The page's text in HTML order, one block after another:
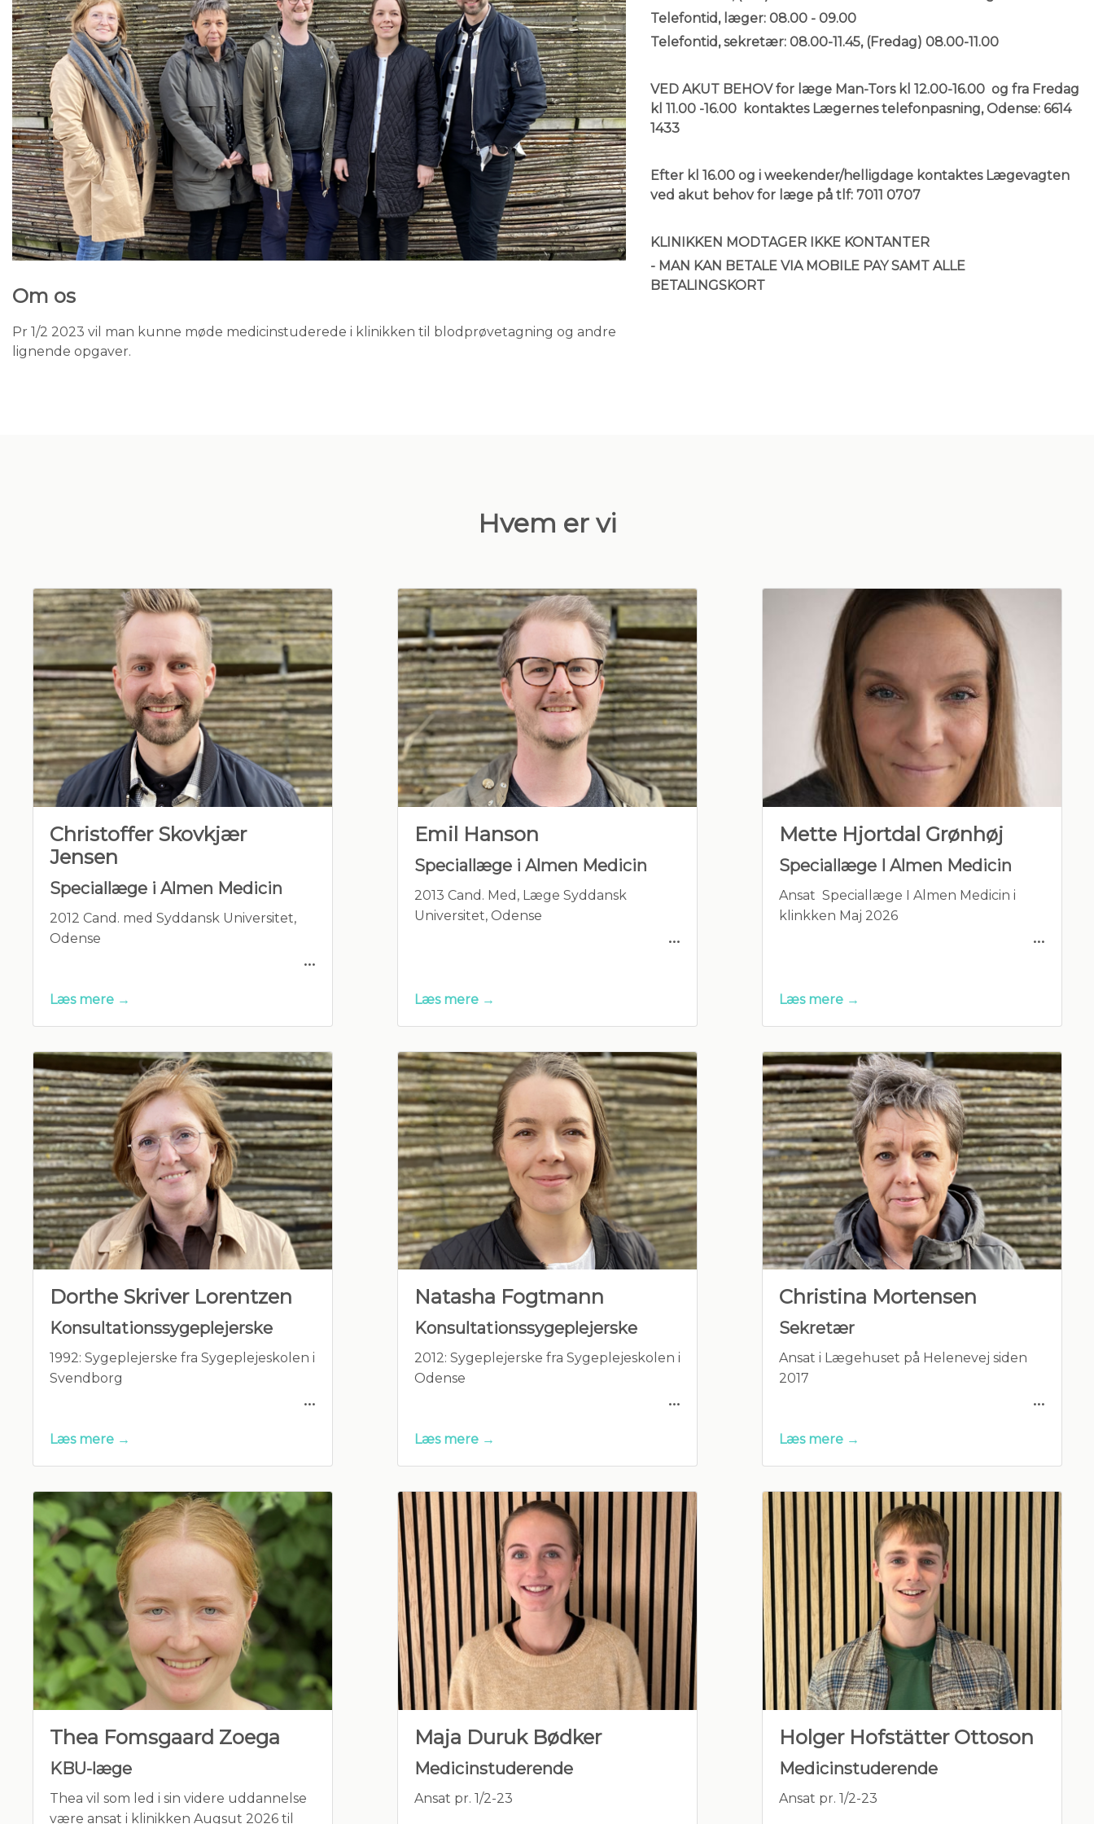
Om os
Pr 1/2 2023 vil man kunne møde medicinstuderede i klinikken til blodprøvetagning og andre
lignende opgaver.
Telefontid, læger: 08.00 - 09.00
Telefontid, sekretær: 08.00-11.45, (Fredag) 08.00-11.00
VED AKUT BEHOV for læge Man-Tors kl 12.00-16.00 og fra Fredag
kl 11.00 -16.00 kontaktes Lægernes telefonpasning, Odense: 6614
1433
Efter kl 16.00 og i weekender/helligdage kontaktes Lægevagten
ved akut behov for læge på tlf: 7011 0707
KLINIKKEN MODTAGER IKKE KONTANTER
- MAN KAN BETALE VIA MOBILE PAY SAMT ALLE
BETALINGSKORT
Hvem er vi
Christoffer Skovkjær
Jensen
Speciallæge i Almen Medicin
2012 Cand. med Syddansk Universitet,
Odense
2022: Almentpraktiserende Læge
MEDLEMSKABER
- PLO (Praktiserende Lægers
Organsation)
- DSAM (Dansk selskab for Almen
Medicin)
- DAUS (Dansk Almenmedicinsk
- DADL (Den almindelige danske
lægeforening)
Læs mere →
Emil Hanson
Speciallæge i Almen Medicin
2013 Cand. Med, Læge Syddansk
Universitet, Odense
2022: Almentpraktiserende Læge
2021 - Underviser
Speciallægeuddannelse til Almen
Medicin
MEDLEMSKABER
- PLO (Praktiserende Lægers
Organsation)
- DSAM (Dansk selskab for Almen
- DADL (Den almindelige danske
lægeforening)
Læs mere →
Mette Hjortdal Grønhøj
Speciallæge I Almen Medicin
Ansat Speciallæge I Almen Medicin i
klinkken Maj 2026
Læs mere →
Dorthe Skriver Lorentzen
Konsultationssygeplejerske
1992: Sygeplejerske fra Sygeplejeskolen i
Svendborg
Hjemmesygeplejerske, kommune
2005- : Konsultationssygeplejerske i
Almen praksis
Læs mere →
Natasha Fogtmann
Konsultationssygeplejerske
2012: Sygeplejerske fra Sygeplejeskolen i
Odense
Hjemmesygeplejerske, kommune
2017- : Konsultationssygeplejerske, i
Almen praksis
Læs mere →
Christina Mortensen
Sekretær
Ansat i Lægehuset på Helenevej siden
2017
Læs mere →
Thea Fomsgaard Zoega
KBU-læge
Thea vil som led i sin videre uddannelse
være ansat i klinikken Augsut 2026 til
Maja Duruk Bødker
Medicinstuderende
Ansat pr. 1/2-23
Holger Hofstätter Ottoson
Medicinstuderende
Ansat pr. 1/2-23